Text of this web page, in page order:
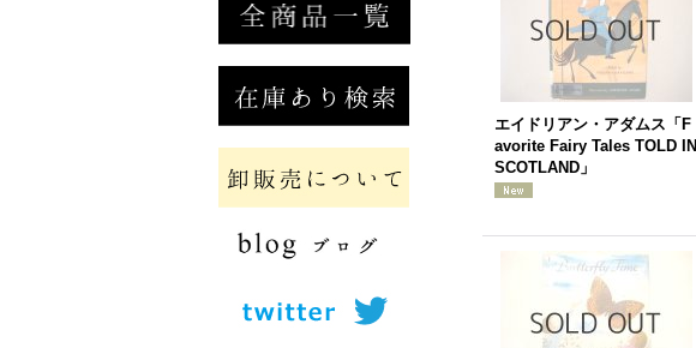
エイドリアン・アダムス「F
avorite Fairy Tales TOLD IN
SCOTLAND」